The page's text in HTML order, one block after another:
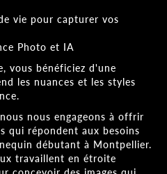
vie pour capturer vos
Photo et IA
vous bénéficiez d'une
les nuances et les styles
nous engageons à offrir
qui répondent aux besoins
débutant à Montpellier.
travaillent en étroite